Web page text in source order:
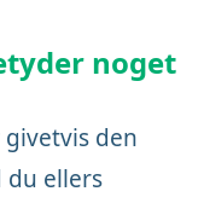
noget
den
du ellers